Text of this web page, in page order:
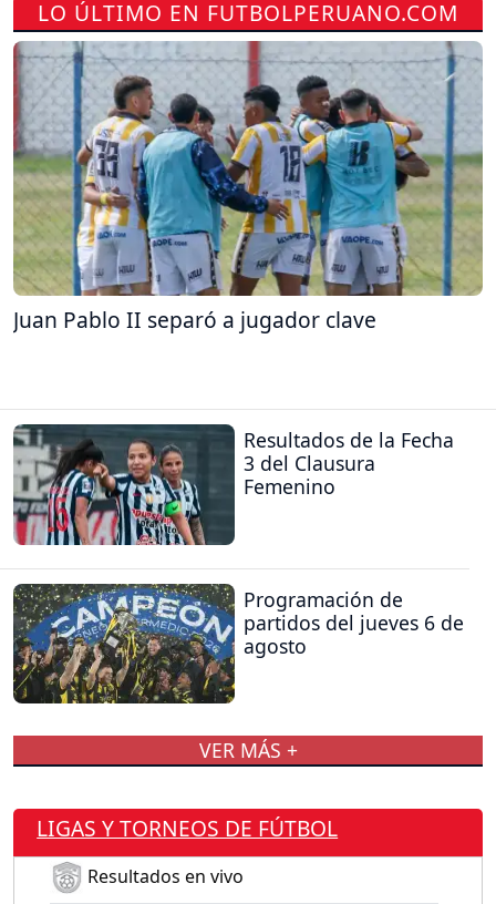
LO ÚLTIMO EN FUTBOLPERUANO.COM
Juan Pablo II separó a jugador clave
Resultados de la Fecha
3 del Clausura
Femenino
Programación de
partidos del jueves 6 de
agosto
VER MÁS +
LIGAS Y TORNEOS DE FÚTBOL
Resultados en vivo